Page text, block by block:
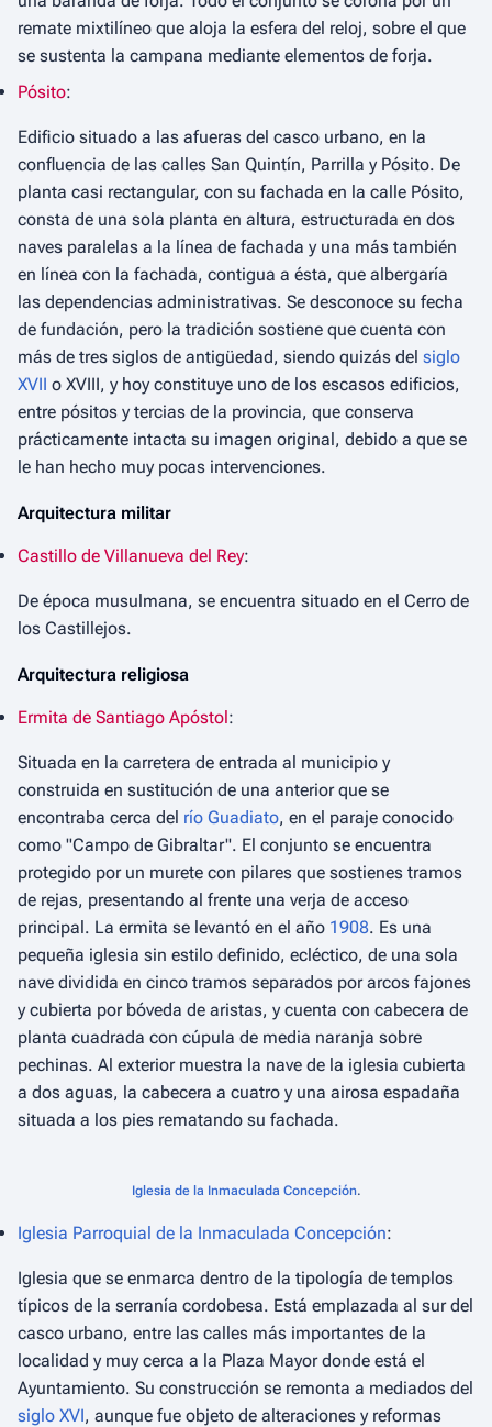
remate mixtilíneo que aloja la esfera del reloj, sobre el que
se sustenta la campana mediante elementos de forja.
Pósito:
Edificio situado a las afueras del casco urbano, en la
confluencia de las calles San Quintín, Parrilla y Pósito. De
planta casi rectangular, con su fachada en la calle Pósito,
consta de una sola planta en altura, estructurada en dos
naves paralelas a la línea de fachada y una más también
en línea con la fachada, contigua a ésta, que albergaría
las dependencias administrativas. Se desconoce su fecha
de fundación, pero la tradición sostiene que cuenta con
más de tres siglos de antigüedad, siendo quizás del siglo
XVII o XVIII, y hoy constituye uno de los escasos edificios,
entre pósitos y tercias de la provincia, que conserva
prácticamente intacta su imagen original, debido a que se
le han hecho muy pocas intervenciones.
Arquitectura militar
Castillo de Villanueva del Rey:
De época musulmana, se encuentra situado en el Cerro de
los Castillejos.
Arquitectura religiosa
Ermita de Santiago Apóstol:
Situada en la carretera de entrada al municipio y
construida en sustitución de una anterior que se
encontraba cerca del río Guadiato, en el paraje conocido
como "Campo de Gibraltar". El conjunto se encuentra
protegido por un murete con pilares que sostienes tramos
de rejas, presentando al frente una verja de acceso
principal. La ermita se levantó en el año 1908. Es una
pequeña iglesia sin estilo definido, ecléctico, de una sola
nave dividida en cinco tramos separados por arcos fajones
y cubierta por bóveda de aristas, y cuenta con cabecera de
planta cuadrada con cúpula de media naranja sobre
pechinas. Al exterior muestra la nave de la iglesia cubierta
a dos aguas, la cabecera a cuatro y una airosa espadaña
situada a los pies rematando su fachada.
Iglesia de la Inmaculada Concepción.
Iglesia Parroquial de la Inmaculada Concepción:
Iglesia que se enmarca dentro de la tipología de templos
típicos de la serranía cordobesa. Está emplazada al sur del
casco urbano, entre las calles más importantes de la
localidad y muy cerca a la Plaza Mayor donde está el
Ayuntamiento. Su construcción se remonta a mediados del
siglo XVI, aunque fue objeto de alteraciones y reformas